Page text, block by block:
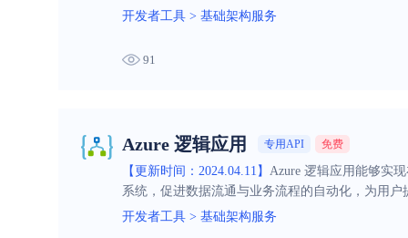
开发者工具 > 基础架构服务
91
Azure 逻辑应用 专用API 免费
【更新时间：2024.04.11】 Azure 逻辑应用能够实
系统，促进数据流通与业务流程的自动化，为用
开发者工具 > 基础架构服务